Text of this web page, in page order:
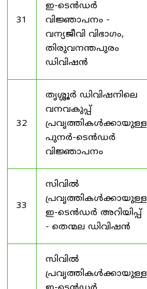
31
ഇ-ടെൻഡർ
വിജ്ഞാപനം -
വന്യജീവി വിഭാഗം,
തിരുവനന്തപുരം
ഡിവിഷൻ
32
തൃശ്ശൂർ ഡിവിഷനിലെ
വനവകുപ്പ്
പ്രവൃത്തികൾക്കായുള്ള
പുനർ-ടെൻഡർ
വിജ്ഞാപനം
33
സിവിൽ
പ്രവൃത്തികൾക്കായുള്ള
ഇ-ടെൻഡർ അറിയിപ്പ്
- തെന്മല ഡിവിഷൻ
സിവിൽ
പ്രവൃത്തികൾക്കായുള്ള